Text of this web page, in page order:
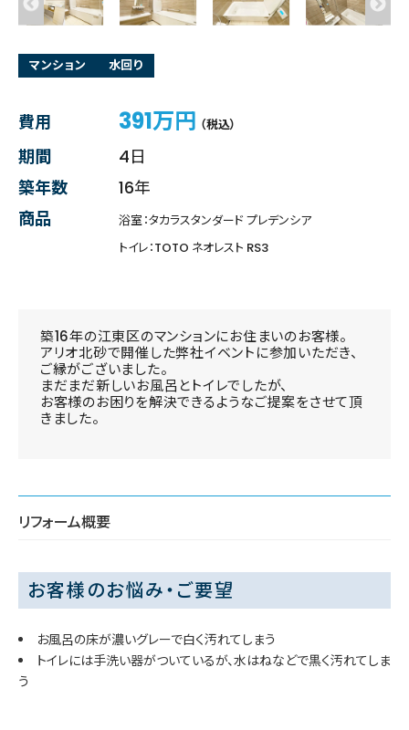
マンション 水回り
費用 391万円 （税込）
期間
4日
築年数
16年
商品
浴室：タカラスタンダード プレデンシア
トイレ：TOTO ネオレスト RS3
築16年の江東区のマンションにお住まいのお客様。
アリオ北砂で開催した弊社イベントに参加いただき、
ご縁がございました。
まだまだ新しいお風呂とトイレでしたが、
お客様のお困りを解決できるようなご提案をさせて頂
きました。
リフォーム概要
お客様のお悩み・ご要望
お風呂の床が濃いグレーで白く汚れてしまう
トイレには手洗い器がついているが、水はねなどで黒く汚れてしま
う